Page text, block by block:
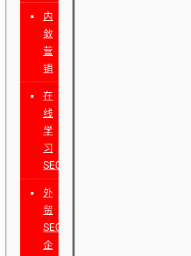
内
敛
营
销
在
线
学
习
SEO
外
贸
SEO
企